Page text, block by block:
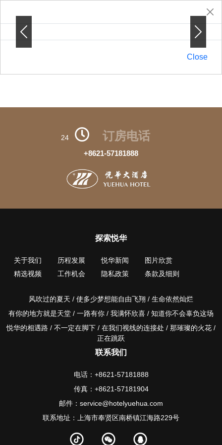
Previous Next
Previous Next
Close
24 订房电话
+8621-57181888
探索悦华
关于我们 历程发展 悦华新闻
图片欣赏
精选视频
工作机会 隐私政策 条款及细则
风吹过的夏天 / 使多少梦想能自由飞翔 / 生命依然灿烂
有你的地方就是天堂 / 一路有你 / 我满怀欣喜 / 知道你不会辜负这场
悦华的相遇路 / 不一定在脚下 / 在我们视线的连接处 / 那璀璨的火花 /
正在跳跃
联系我们
电话：+8621-57181888
传真：+8621-57181904
邮件：service@hotelyuehua.com
联系地址：上海市奉贤区南桥镇江海路229号